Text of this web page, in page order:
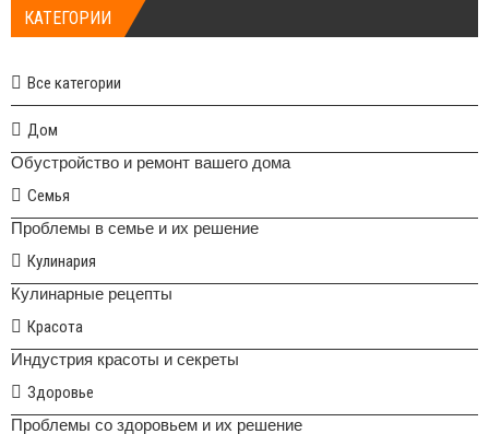
КАТЕГОРИИ
Все категории
Дом
Обустройство и ремонт вашего дома
Семья
Проблемы в семье и их решение
Кулинария
Кулинарные рецепты
Красота
Индустрия красоты и секреты
Здоровье
Проблемы со здоровьем и их решение